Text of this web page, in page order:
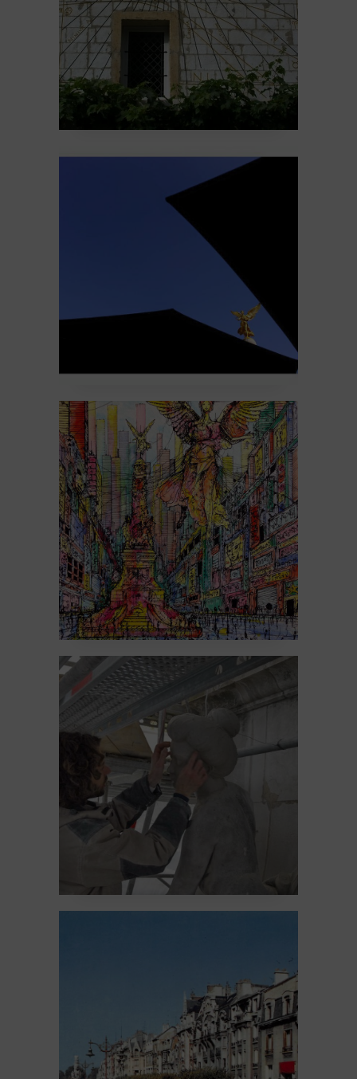
La fontaine Subé #11-
Les photographes
26 February 2026
La fontaine Subé #10
– l’artiste Iemza
24 February 2026
Sites remarquables
La fontaine Subé #9 –
la restauration de
2016
22 February 2026
Sculpture
Un peu d'histoire
aux années 95
20 February 2026
1945-2000 Sculpture Un peu
d'histoire